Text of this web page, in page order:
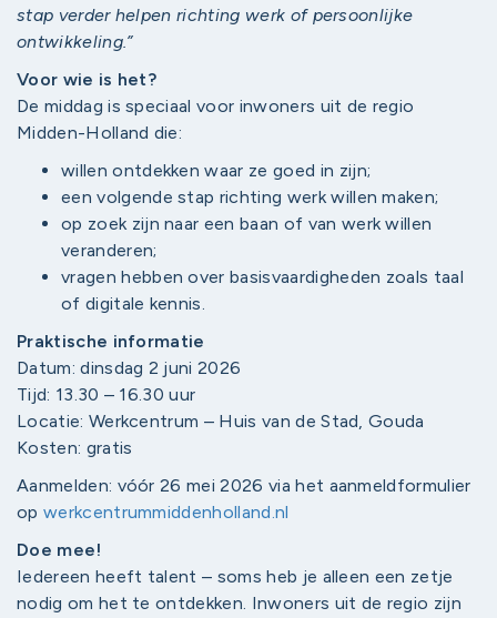
stap verder helpen richting werk of persoonlijke
ontwikkeling.”
Voor wie is het?
De middag is speciaal voor inwoners uit de regio
Midden-Holland die:
willen ontdekken waar ze goed in zijn;
een volgende stap richting werk willen maken;
op zoek zijn naar een baan of van werk willen
veranderen;
vragen hebben over basisvaardigheden zoals taal
of digitale kennis.
Praktische informatie
Datum: dinsdag 2 juni 2026
Tijd: 13.30 – 16.30 uur
Locatie: Werkcentrum – Huis van de Stad, Gouda
Kosten: gratis
Aanmelden: vóór 26 mei 2026 via het aanmeldformulier
op werkcentrummiddenholland.nl
Doe mee!
Iedereen heeft talent – soms heb je alleen een zetje
nodig om het te ontdekken. Inwoners uit de regio zijn